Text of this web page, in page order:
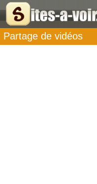
Partage de vidéos